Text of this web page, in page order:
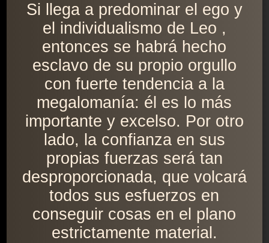
Si llega a predominar el ego y
el individualismo de Leo ,
entonces se habrá hecho
esclavo de su propio orgullo
con fuerte tendencia a la
megalomanía: él es lo más
importante y excelso. Por otro
lado, la confianza en sus
propias fuerzas será tan
desproporcionada, que volcará
todos sus esfuerzos en
conseguir cosas en el plano
estrictamente material.